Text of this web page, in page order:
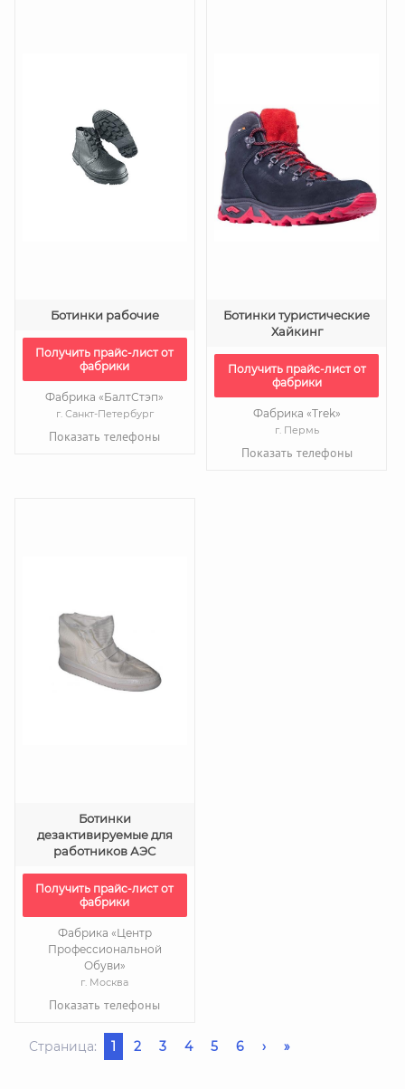
Ботинки рабочие
Получить прайс-лист от
фабрики
Фабрика «БалтСтэп»
г. Санкт-Петербург
Показать телефоны
Ботинки туристические
Хайкинг
Получить прайс-лист от
фабрики
Фабрика «Trek»
г. Пермь
Показать телефоны
Ботинки
дезактивируемые для
работников АЭС
Получить прайс-лист от
фабрики
Фабрика «Центр
Профессиональной
Обуви»
г. Москва
Показать телефоны
Страница: 1 2 3 4 5 6 › »